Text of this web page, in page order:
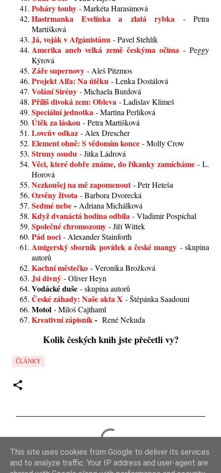
Poháry touhy - Markéta Harasimová
Hastrmanka Evelínka a zlatá rybka - Petra
Martišková
Já, voják v Afgánistánu - Pavel Stehlík
Amerika aneb velká země českýma očima - Peggy
Kýrová
Záře supernovy - Aleš Pitzmos
Projekt Alfa: Na útěku - Lenka Dostálová
Volání Sirény - Michaela Burdová
Příliš divoká zem: Obleva - Ladislav Klimeš
Speciální jednotka - Martina Perlíková
Útěk za láskou - Petra Martišková
Lovcův odkaz - Alex Drescher
Element ohně: S vědomím konce - Molly Crow
Struny osudu - Jitka Ládrová
Věci, které dobře známe, do říkanky zamícháme- L.
Horová
Nezkoušej na mě zapomenout- Petr Heteša
Ozvěny života - Barbora Dvorecká
Sedmé nebe - Adriana Michálková
Když dvanáctá hodina odbila - Vladimír Pospíchal
Společné chromozomy - Jiří Wittek
Pád noci - Alexander Stainforth
Amigerský sborník povídek a české mangy - skupina
autorů
Kachní městečko - Veronika Brožková
Jsi divný - Oliver Heyn
Vodácké duše - skupina autorů
České záhady: Naše akta X - Štěpánka Saadouni
Motol - Miloš Cajthaml
Kreativní zápisník- René Nekuda
Kolik českých knih jste přečetli vy?
ČLÁNKY
o
m
This site uses cookies from Google to deliver its services
and to analyze traffic. Your IP address and user-agent are